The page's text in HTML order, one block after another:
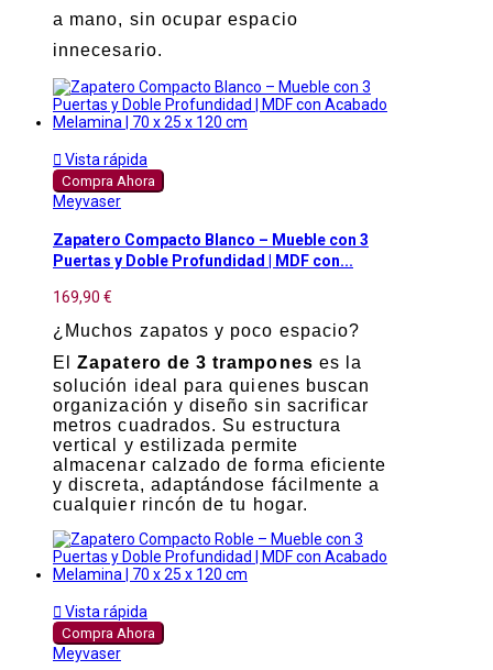
a mano, sin ocupar espacio
innecesario.
 Vista rápida
Compra Ahora
Meyvaser
Zapatero Compacto Blanco – Mueble con 3
Puertas y Doble Profundidad | MDF con...
169,90 €
¿Muchos zapatos y poco espacio?
ElZapatero de 3 trampones es la
solución ideal para quienes buscan
organización y diseño sin sacrificar
metros cuadrados. Su estructura
vertical y estilizada permite
almacenar calzado de forma eficiente
y discreta, adaptándose fácilmente a
cualquier rincón de tu hogar.
 Vista rápida
Compra Ahora
Meyvaser